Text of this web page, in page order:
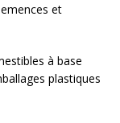
et
à base
plastiques